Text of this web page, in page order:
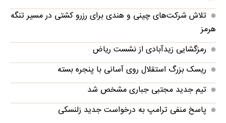
تلاش شرکت‌های چینی و هندی برای رزرو کشتی در مسیر تنگه
هرمز
رمزگشایی زیدآبادی از نشست ریاض
ریسک بزرگ استقلال روی آسانی با پنجره بسته
تیم جدید مجتبی جباری مشخص شد
پاسخ منفی ترامپ به درخواست جدید زلنسکی